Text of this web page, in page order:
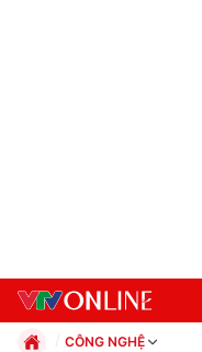
CÔNG NGHỆ